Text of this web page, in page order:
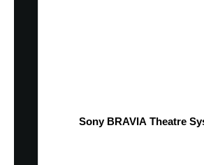
Sony BRAVIA Theatre